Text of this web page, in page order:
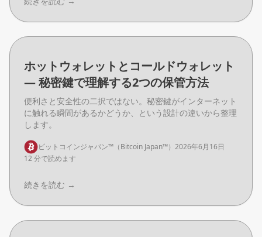
ホットウォレットとコールドウォレット
― 秘密鍵で理解する2つの保管方法
便利さと安全性の二択ではない。秘密鍵がインターネット
に触れる瞬間があるかどうか、という設計の違いから整理
します。
ビットコインジャパン™（Bitcoin Japan™） 2026年6月16日
12 分で読めます
続きを読む →